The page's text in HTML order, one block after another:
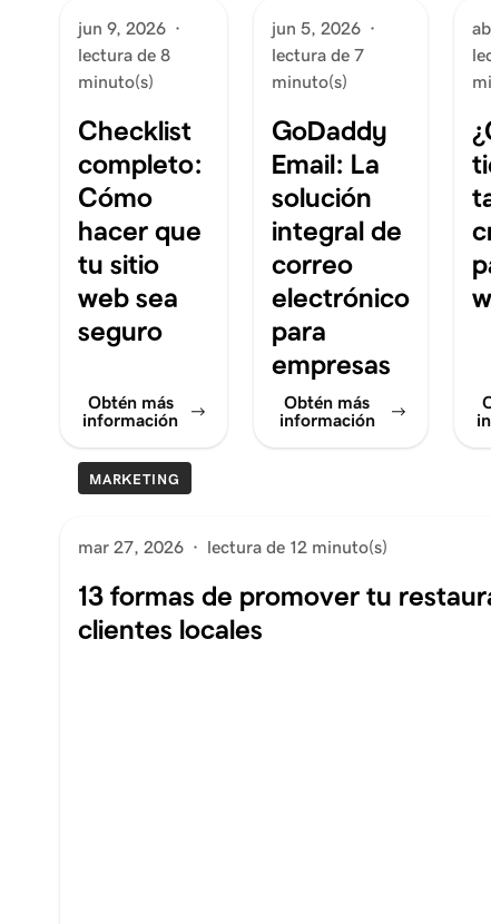
jun 9, 2026 ·
lectura de 8
minuto(s)
Checklist
completo:
Cómo
hacer que
tu sitio
web sea
seguro
Obtén más
información
jun 5, 2026 ·
lectura de 7
minuto(s)
GoDaddy
Email: La
solución
integral de
correo
electrónico
para
empresas
Obtén más
información
MARKETING
mar 27, 2026 · lectura de 12 minuto(s)
13 formas de promover tu
clientes locales